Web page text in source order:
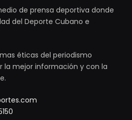
de prensa deportiva donde
del Deporte Cubano e
éticas del periodismo
la mejor información y con la